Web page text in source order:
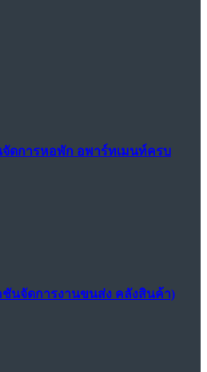
จัดการหอพัก อพาร์ทเมนท์ครบ
ชันจัดการงานขนส่ง คลังสินค้า)